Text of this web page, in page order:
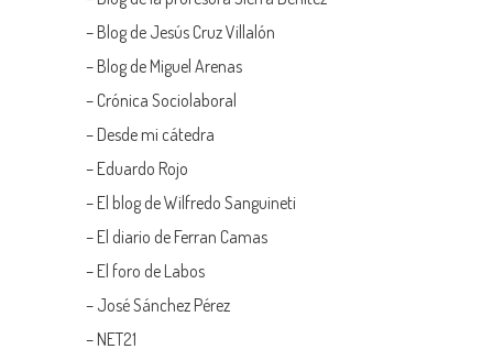
– Blog de Jesús Cruz Villalón
– Blog de Miguel Arenas
– Crónica Sociolaboral
– Desde mi cátedra
– Eduardo Rojo
– El blog de Wilfredo Sanguineti
– El diario de Ferran Camas
– El foro de Labos
– José Sánchez Pérez
– NET21